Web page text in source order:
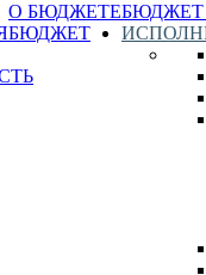
БЮДЖЕТ
О БЮДЖЕТЕ
БЮДЖЕТ